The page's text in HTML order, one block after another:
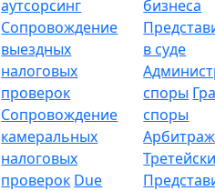
аутсорсинг
Сопровождение
выездных
налоговых
проверок
Сопровождение
камеральных
налоговых
проверок Due
бизнеса
в суде
споры
споры